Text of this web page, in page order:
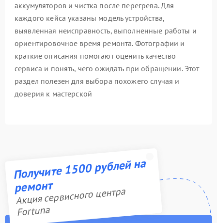
аккумуляторов и чистка после перегрева. Для
каждого кейса указаны модель устройства,
выявленная неисправность, выполненные работы и
ориентировочное время ремонта. Фотографии и
краткие описания помогают оценить качество
сервиса и понять, чего ожидать при обращении. Этот
раздел полезен для выбора похожего случая и
доверия к мастерской
Получите 1500 рублей на
ремонт
Акция сервисного центра
Fortuna